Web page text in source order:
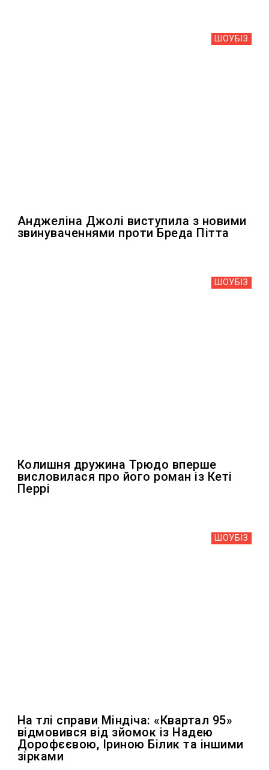
ШОУБIЗ
Анджеліна Джолі виступила з новими
звинуваченнями проти Бреда Пітта
ШОУБIЗ
Колишня дружина Трюдо вперше
висловилася про його роман із Кеті
Перрі
ШОУБIЗ
На тлі справи Міндіча: «Квартал 95»
відмовився від зйомок із Надею
Дорофєєвою, Іриною Білик та іншими
зірками